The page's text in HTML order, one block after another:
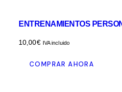
ENTRENAMIENTOS
10,00€ IVA incluido
COMPRAR AHORA